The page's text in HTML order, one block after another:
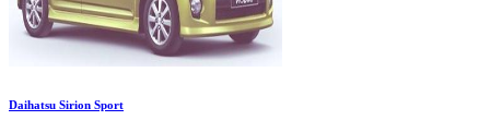
Daihatsu Sirion Sport